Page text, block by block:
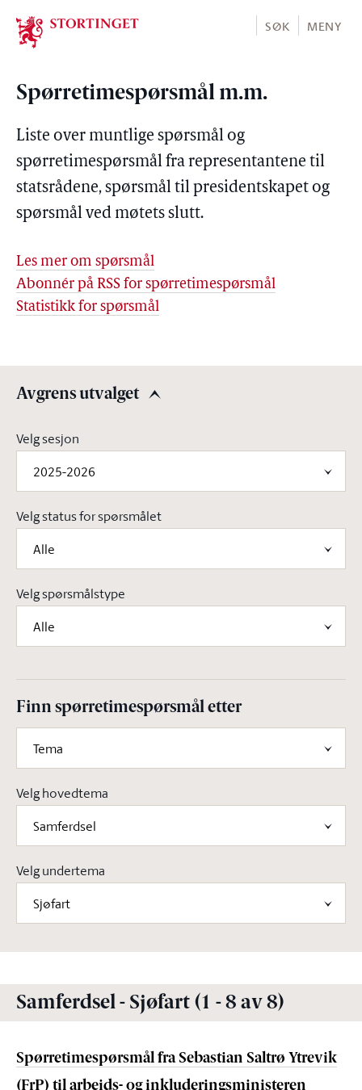
Stortinget.no
SØK MENY
Spørretimespørsmål m.m.
Liste over muntlige spørsmål og
spørretimespørsmål fra representantene til
statsrådene, spørsmål til presidentskapet og
spørsmål ved møtets slutt.
Les mer om spørsmål
Abonnér på RSS for spørretimespørsmål
Statistikk for spørsmål
Avgrens utvalget
Velg sesjon
2025-2026
Velg status for spørsmålet
Alle
Velg spørsmålstype
Alle
Finn spørretimespørsmål etter
Tema
Velg hovedtema
Samferdsel
Velg undertema
Sjøfart
Samferdsel - Sjøfart (1 - 8 av 8)
Spørretimespørsmål fra Sebastian Saltrø Ytrevik
(FrP) til arbeids- og inkluderingsministeren